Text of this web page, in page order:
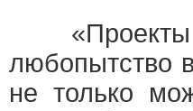
любопытство
не только